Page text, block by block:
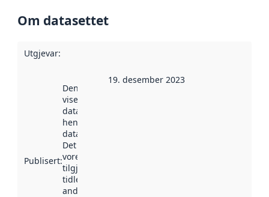
Om datasettet
Utgjevar:
Publisert:
Denne datoen
viser når
datasettet vart
henta inn av
data.norge.no.
Det kan ha
vore
tilgjengeleg
tidlegare
andre stader.
19. desember 2023